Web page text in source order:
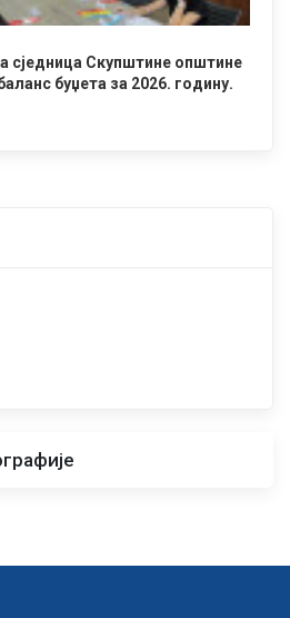
сједница Скупштине општине
буџета за 2026. годину.